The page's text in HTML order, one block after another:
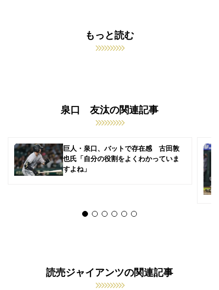
もっと読む
泉口 友汰の関連記事
巨人・泉口、バットで存在感 古田敦
也氏「自分の役割をよくわかっていま
すよね」
読売ジャイアンツの関連記事